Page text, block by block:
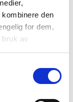
den
for dem,
bruk av
-
1,2 L